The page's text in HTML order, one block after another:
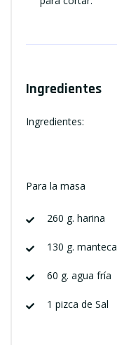
Ingredientes
Ingredientes:
Para la masa
260 g. harina
130 g. manteca
60 g. agua fría
1 pizca de Sal